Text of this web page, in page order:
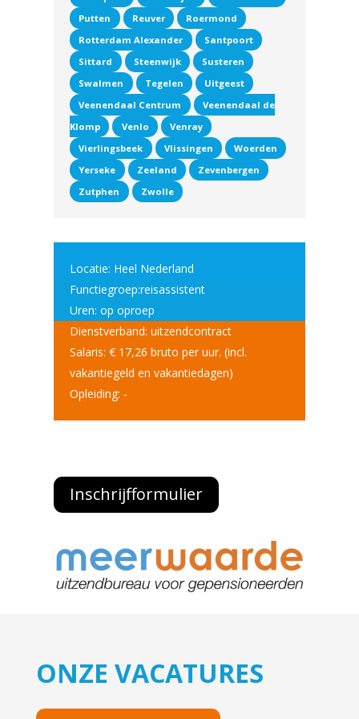
Putten
Reuver
Roermond
Rotterdam Alexander
Santpoort
Sittard
Steenwijk
Susteren
Swalmen
Tegelen
Uitgeest
Veenendaal Centrum
Veenendaal de
Klomp
Venlo
Venray
Vierlingsbeek
Vlissingen
Woerden
Yerseke
Zeeland
Zevenbergen
Zutphen
Zwolle
Locatie: Heel Nederland
Functiegroep:reisassistent
Uren: op oproep
Dienstverband: uitzendcontract
Salaris: € 17,26 bruto per uur. (incl.
vakantiegeld en vakantiedagen)
Opleiding: -
Inschrijfformulier
ONZE VACATURES